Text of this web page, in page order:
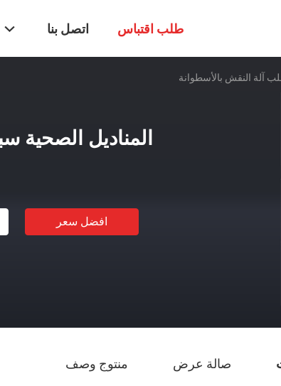
اتصل بنا طلب اقتباس
آلة النقش بالأسطوانة
المناديل الصحية
افضل سعر
صالة عرض منتوج وصف